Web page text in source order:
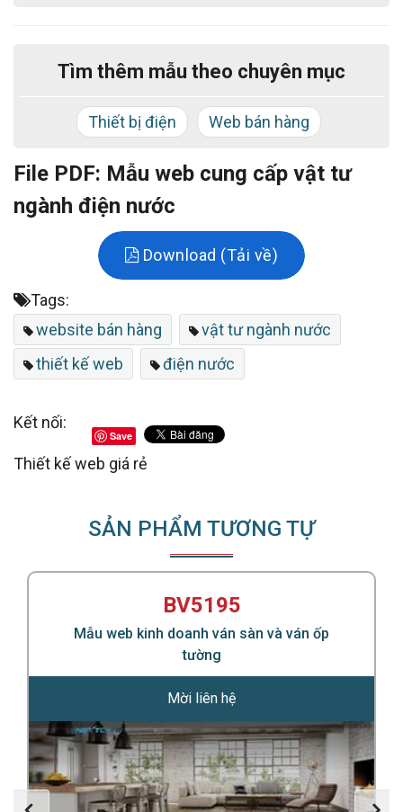
trọng dành cho cả mẫu web bán hàng.
Tìm thêm mẫu theo chuyên mục
Thiết bị điện Web bán hàng
File PDF: Mẫu web cung cấp vật tư
ngành điện nước
Download (Tải về)
Tags:
website bán hàng
vật tư ngành nước
thiết kế web
điện nước
Kết nối:
Save
Thiết kế web giá rẻ
SẢN PHẨM TƯƠNG TỰ
BV5195
Mẫu web kinh doanh ván sàn và ván ốp
tường
Mời liên hệ